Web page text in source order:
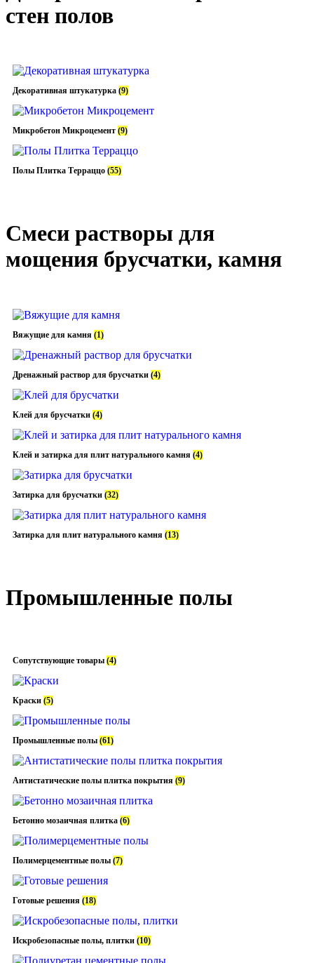
стен полов
Декоративная штукатурка (9)
Микробетон Микроцемент (9)
Полы Плитка Терраццо (55)
Смеси растворы для
мощения брусчатки, камня
Вяжущие для камня (1)
Дренажный раствор для брусчатки (4)
Клей для брусчатки (4)
Клей и затирка для плит натурального камня (4)
Затирка для брусчатки (32)
Затирка для плит натурального камня (13)
Промышленные полы
Сопутствующие товары (4)
Краски (5)
Промышленные полы (61)
Антистатические полы плитка покрытия (9)
Бетонно мозаичная плитка (6)
Полимерцементные полы (7)
Готовые решения (18)
Искробезопасные полы, плитки (10)